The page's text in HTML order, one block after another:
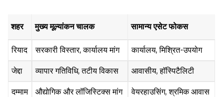
शहर मुख्य मूल्यांकन चालक
सामान्य एसेट फोकस
रियाद
सरकारी विस्तार, कार्यालय मांग
कार्यालय, मिश्रित-उपयोग
जेद्दा
व्यापार गतिविधि, तटीय विकास
आवासीय, हॉस्पिटैलिटी
दम्माम
औद्योगिक और लॉजिस्टिक्स मांग
वेयरहाउसिंग, श्रमिक आवास